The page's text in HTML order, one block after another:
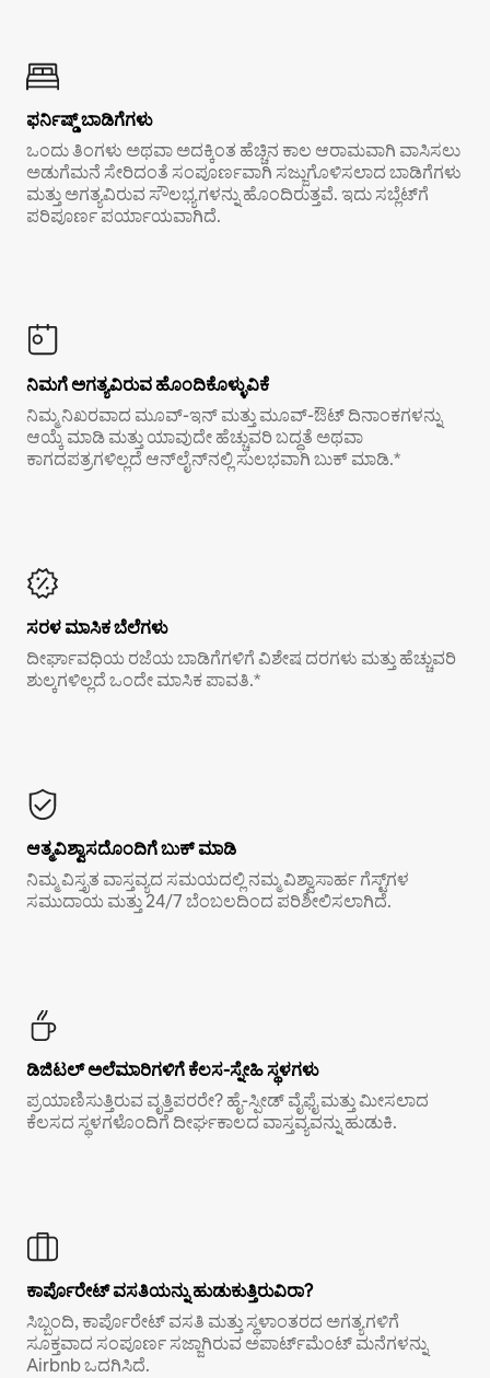
ಫರ್ನಿಷ್ಡ್ ಬಾಡಿಗೆಗಳು
ಒಂದು ತಿಂಗಳು ಅಥವಾ ಅದಕ್ಕಿಂತ ಹೆಚ್ಚಿನ ಕಾಲ ಆರಾಮವಾಗಿ ವಾಸಿಸಲು
ಅಡುಗೆಮನೆ ಸೇರಿದಂತೆ ಸಂಪೂರ್ಣವಾಗಿ ಸಜ್ಜುಗೊಳಿಸಲಾದ ಬಾಡಿಗೆಗಳು
ಮತ್ತು ಅಗತ್ಯವಿರುವ ಸೌಲಭ್ಯಗಳನ್ನು ಹೊಂದಿರುತ್ತವೆ. ಇದು ಸಬ್ಲೆಟ್‌ಗೆ
ಪರಿಪೂರ್ಣ ಪರ್ಯಾಯವಾಗಿದೆ.
ನಿಮಗೆ ಅಗತ್ಯವಿರುವ ಹೊಂದಿಕೊಳ್ಳುವಿಕೆ
ನಿಮ್ಮ ನಿಖರವಾದ ಮೂವ್-ಇನ್ ಮತ್ತು ಮೂವ್-ಔಟ್ ದಿನಾಂಕಗಳನ್ನು
ಆಯ್ಕೆ ಮಾಡಿ ಮತ್ತು ಯಾವುದೇ ಹೆಚ್ಚುವರಿ ಬದ್ಧತೆ ಅಥವಾ
ಕಾಗದಪತ್ರಗಳಿಲ್ಲದೆ ಆನ್‌ಲೈನ್‌ನಲ್ಲಿ ಸುಲಭವಾಗಿ ಬುಕ್ ಮಾಡಿ.*
ಸರಳ ಮಾಸಿಕ ಬೆಲೆಗಳು
ದೀರ್ಘಾವಧಿಯ ರಜೆಯ ಬಾಡಿಗೆಗಳಿಗೆ ವಿಶೇಷ ದರಗಳು ಮತ್ತು ಹೆಚ್ಚುವರಿ
ಶುಲ್ಕಗಳಿಲ್ಲದೆ ಒಂದೇ ಮಾಸಿಕ ಪಾವತಿ.*
ಆತ್ಮವಿಶ್ವಾಸದೊಂದಿಗೆ ಬುಕ್ ಮಾಡಿ
ನಿಮ್ಮ ವಿಸ್ತೃತ ವಾಸ್ತವ್ಯದ ಸಮಯದಲ್ಲಿ ನಮ್ಮ ವಿಶ್ವಾಸಾರ್ಹ ಗೆಸ್ಟ್‌ಗಳ
ಸಮುದಾಯ ಮತ್ತು 24/7 ಬೆಂಬಲದಿಂದ ಪರಿಶೀಲಿಸಲಾಗಿದೆ.
ಡಿಜಿಟಲ್ ಅಲೆಮಾರಿಗಳಿಗೆ ಕೆಲಸ-ಸ್ನೇಹಿ ಸ್ಥಳಗಳು
ಪ್ರಯಾಣಿಸುತ್ತಿರುವ ವೃತ್ತಿಪರರೇ? ಹೈ-ಸ್ಪೀಡ್ ವೈಫೈ ಮತ್ತು ಮೀಸಲಾದ
ಕೆಲಸದ ಸ್ಥಳಗಳೊಂದಿಗೆ ದೀರ್ಘಕಾಲದ ವಾಸ್ತವ್ಯವನ್ನು ಹುಡುಕಿ.
ಕಾರ್ಪೊರೇಟ್ ವಸತಿಯನ್ನು ಹುಡುಕುತ್ತಿರುವಿರಾ?
ಸಿಬ್ಬಂದಿ, ಕಾರ್ಪೊರೇಟ್ ವಸತಿ ಮತ್ತು ಸ್ಥಳಾಂತರದ ಅಗತ್ಯಗಳಿಗೆ
ಸೂಕ್ತವಾದ ಸಂಪೂರ್ಣ ಸಜ್ಜಾಗಿರುವ ಅಪಾರ್ಟ್‌ಮೆಂಟ್ ಮನೆಗಳನ್ನು
Airbnb ಒದಗಿಸಿದೆ.